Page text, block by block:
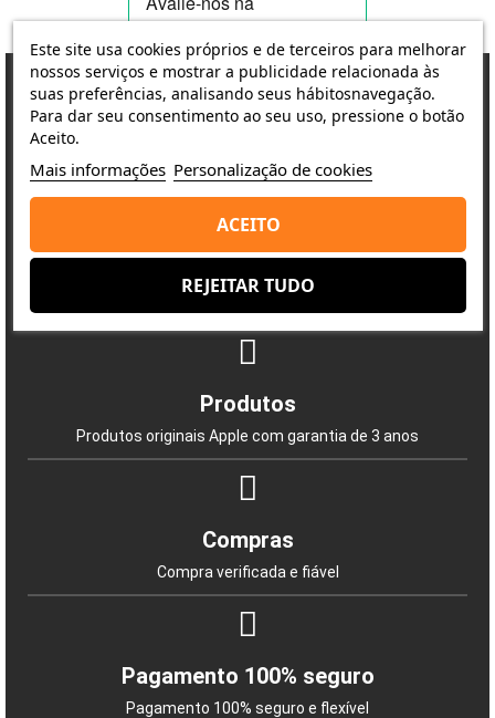
A satisfação do cliente é a nossa prioridade
Envio rápido e seguro
Produtos
Produtos originais Apple com garantia de 3 anos
Compras
Compra verificada e fiável
Pagamento 100% seguro
Pagamento 100% seguro e flexível
Este site usa cookies próprios e de terceiros para melhorar
nossos serviços e mostrar a publicidade relacionada às
suas preferências, analisando seus hábitosnavegação.
Para dar seu consentimento ao seu uso, pressione o botão
Aceito.
Mais informações Personalização de cookies
REJEITAR TUDO
ACEITO